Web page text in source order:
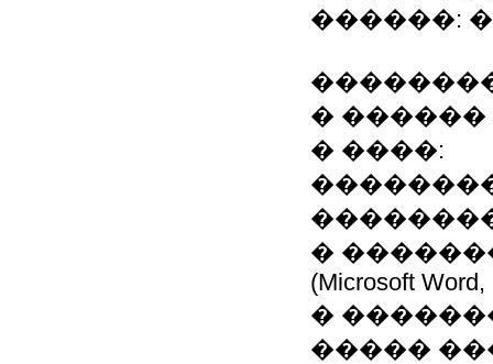
������:
� ������
� ����:
�
(Microsoft
�
�����